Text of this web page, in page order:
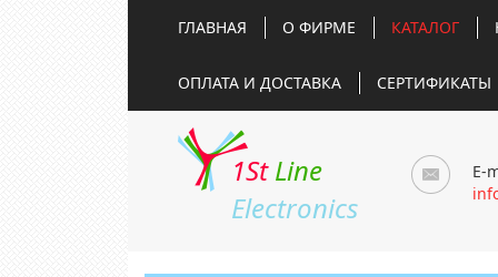
ГЛАВНАЯ О ФИРМЕ КАТАЛОГ
ОПЛАТА И ДОСТАВКА СЕРТИФИКАТЫ
1St Line
Electronics
E-